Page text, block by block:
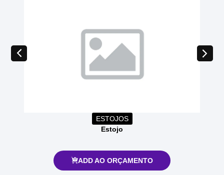
ESTOJOS
Estojo
ADD AO ORÇAMENTO